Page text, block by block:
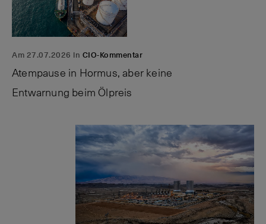
Am 27.07.2026 in CIO-Kommentar
Atempause in Hormus, aber keine
Entwarnung beim Ölpreis